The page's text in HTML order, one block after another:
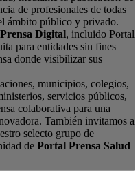
de profesionales de todas
ámbito público y privado.
Digital, incluido Portal
para entidades sin fines
donde visibilizar sus
municipios, colegios,
servicios públicos,
colaborativa para una
También invitamos a
selecto grupo de
de Portal Prensa Salud